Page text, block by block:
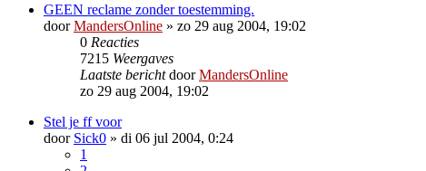
GEEN reclame zonder toestemming.
doorMandersOnline » zo 29 aug 2004, 19:02
0 Reacties
7215 Weergaves
Laatste berichtdoorMandersOnline
zo 29 aug 2004, 19:02
Stel je ff voor
door Sick0 » di 06 jul 2004, 0:24
1